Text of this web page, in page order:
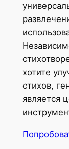
хотите
стихов,
является